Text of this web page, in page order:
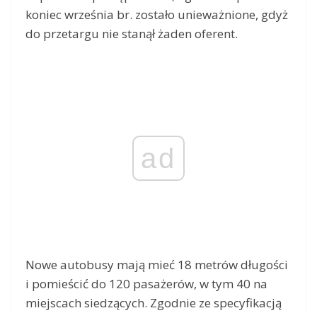
koniec września br. zostało unieważnione, gdyż
do przetargu nie stanął żaden oferent.
ad
Nowe autobusy mają mieć 18 metrów długości
i pomieścić do 120 pasażerów, w tym 40 na
miejscach siedzących. Zgodnie ze specyfikacją